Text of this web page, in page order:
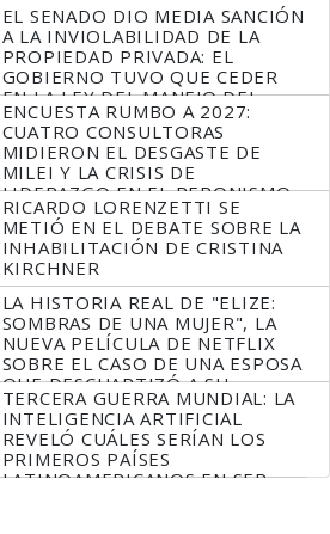
EL SENADO DIO MEDIA SANCIÓN
A LA INVIOLABILIDAD DE LA
PROPIEDAD PRIVADA: EL
GOBIERNO TUVO QUE CEDER
EN LA LEY DEL MANEJO DEL
FUEGO
ENCUESTA RUMBO A 2027:
CUATRO CONSULTORAS
MIDIERON EL DESGASTE DE
MILEI Y LA CRISIS DE
LIDERAZGO EN EL PERONISMO
RICARDO LORENZETTI SE
METIÓ EN EL DEBATE SOBRE LA
INHABILITACIÓN DE CRISTINA
KIRCHNER
LA HISTORIA REAL DE "ELIZE:
SOMBRAS DE UNA MUJER", LA
NUEVA PELÍCULA DE NETFLIX
SOBRE EL CASO DE UNA ESPOSA
QUE DESCUARTIZÓ A SU
MARIDO
TERCERA GUERRA MUNDIAL: LA
INTELIGENCIA ARTIFICIAL
REVELÓ CUÁLES SERÍAN LOS
PRIMEROS PAÍSES
LATINOAMERICANOS EN SER